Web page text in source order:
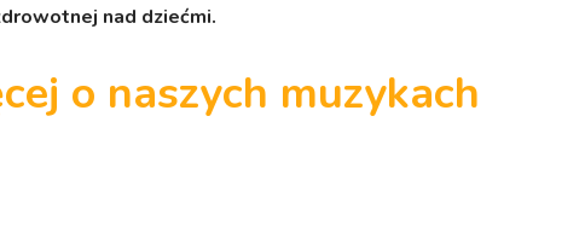
nad dziećmi.
o naszych muzykach